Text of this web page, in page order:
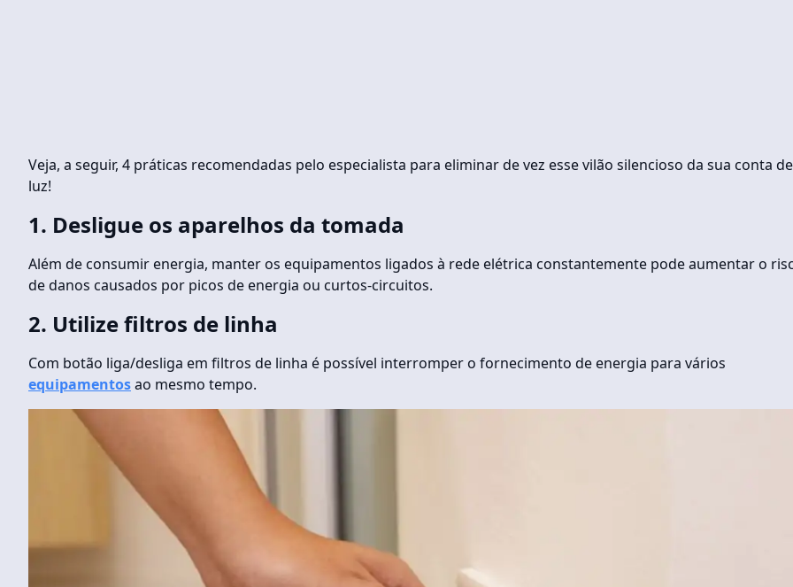
Veja, a seguir, 4 práticas recomendadas pelo especialista para eliminar de vez esse vilão silencioso da sua conta de
luz!
1. Desligue os aparelhos da tomada
Além de consumir energia, manter os equipamentos ligados à rede elétrica constantemente pode aumentar o
de danos causados por picos de energia ou curtos-circuitos.
2. Utilize filtros de linha
Com botão liga/desliga em filtros de linha é possível interromper o fornecimento de energia para vários
equipamentosao mesmo tempo.